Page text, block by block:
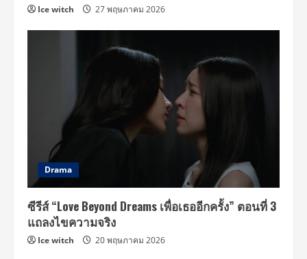
Ice witch 27 พฤษภาคม 2026
Drama
ซีรีส์ “Love Beyond Dreams เพื่อเธออีกครั้ง” ตอนที่ 3
แถลงไขความจริง
Ice witch 20 พฤษภาคม 2026